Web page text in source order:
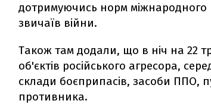
дотримуючись норм міжнародного
звичаїв війни.
Також там додали, що в ніч на 22
об'єктів російського агресора,
склади боєприпасів, засоби ППО,
противника.